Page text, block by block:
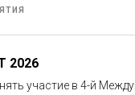
2026
участие в 4-й